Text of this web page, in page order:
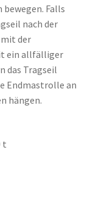
Falls
nach der
der
ein allfälliger
das Tragseil
Endmastrolle an
hängen.
t